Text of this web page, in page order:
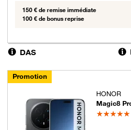
150 € de remise immédiate
100 € de bonus reprise
DAS
Promotion
HONOR
Magic8